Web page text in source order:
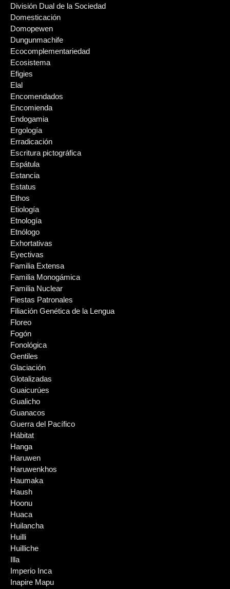
División Dual de la Sociedad
Domesticación
Domopewen
Dungunmachife
Ecocomplementariedad
Ecosistema
Efigies
Elal
Encomendados
Encomienda
Endogamia
Ergología
Erradicación
Escritura pictográfica
Espátula
Estancia
Estatus
Ethos
Etiología
Etnología
Etnólogo
Exhortativas
Eyectivas
Familia Extensa
Familia Monogámica
Familia Nuclear
Fiestas Patronales
Filiación Genética de la Lengua
Floreo
Fogón
Fonológica
Gentiles
Glaciación
Glotalizadas
Guaicurúes
Gualicho
Guanacos
Guerra del Pacífico
Hábitat
Hanga
Haruwen
Haruwenkhos
Haumaka
Haush
Hoonu
Huaca
Huilancha
Huilli
Huilliche
Illa
Imperio Inca
Inapire Mapu